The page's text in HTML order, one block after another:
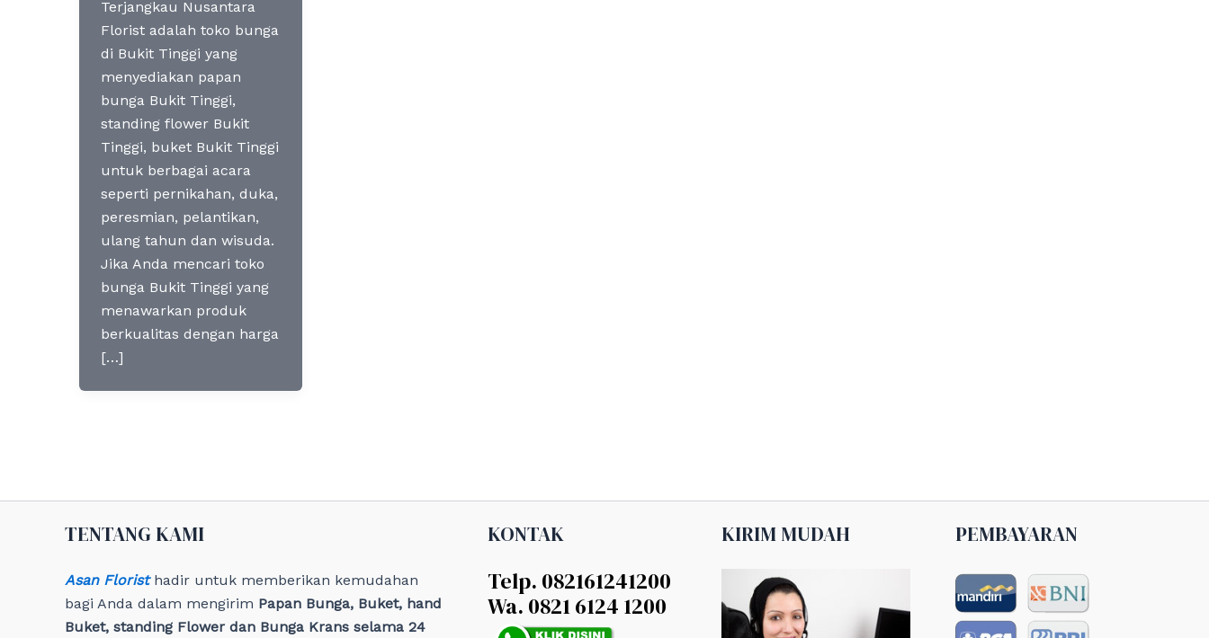
Terjangkau Nusantara
Florist adalah toko bunga
di Bukit Tinggi yang
menyediakan papan
bunga Bukit Tinggi,
standing flower Bukit
Tinggi, buket Bukit Tinggi
untuk berbagai acara
seperti pernikahan, duka,
peresmian, pelantikan,
ulang tahun dan wisuda.
Jika Anda mencari toko
bunga Bukit Tinggi yang
menawarkan produk
berkualitas dengan harga
[…]
TENTANG KAMI
Asan Floristhadir untuk memberikan kemudahan
bagi Anda dalam mengirim Papan Bunga, Buket, hand
Buket, standing Flower dan Bunga Krans selama 24
KONTAK
Telp. 082161241200
Wa. 0821 6124 1200
KIRIM MUDAH PEMBAYARAN